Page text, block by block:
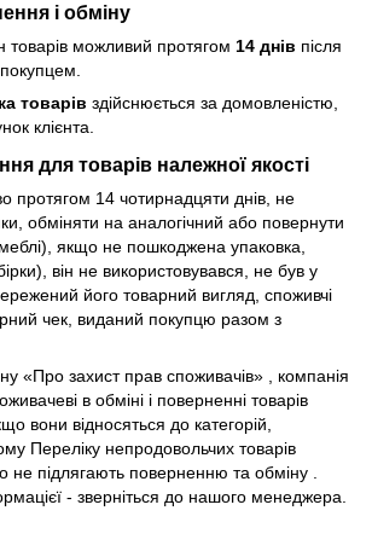
і обміну
товарів можливий протягом 14 днів після
товарів здійснюється за домовленістю,
клієнта.
для товарів належної якості
протягом 14 чотирнадцяти днів, не
обміняти на аналогічний або повернути
якщо не пошкоджена упаковка,
він не використовувався, не був у
його товарний вигляд, споживчі
чек, виданий покупцю разом з
«Про захист прав споживачів» , компанія
в обміні і поверненні товарів
вони відносяться до категорій,
Переліку непродовольчих товарів
не підлягають поверненню та обміну
- зверніться до нашого менеджера.